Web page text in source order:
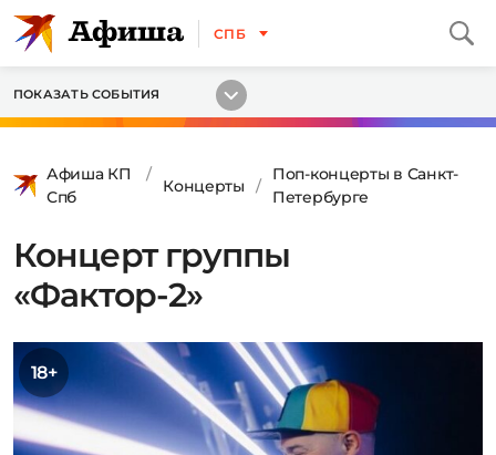
СПБ
ПОКАЗАТЬ СОБЫТИЯ
Афиша КП
Спб
Концерты
Поп-концерты в Санкт-
Петербурге
Концерт группы
«Фактор-2»
18+